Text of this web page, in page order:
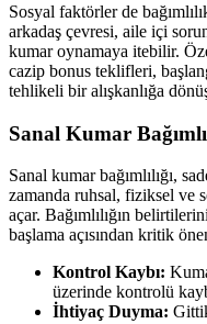
Sosyal faktörler de
arkadaş çevresi, aile içi
kumar oynamaya itebilir.
cazip bonus teklifleri,
tehlikeli bir alışkanlığa
Sanal Kumar
Sanal kumar bağımlılığı,
zamanda ruhsal, fiziksel ve
açar. Bağımlılığın
başlama açısından kritik
Kontrol Kaybı:
üzerinde kontrolü
İhtiyaç Duyma: